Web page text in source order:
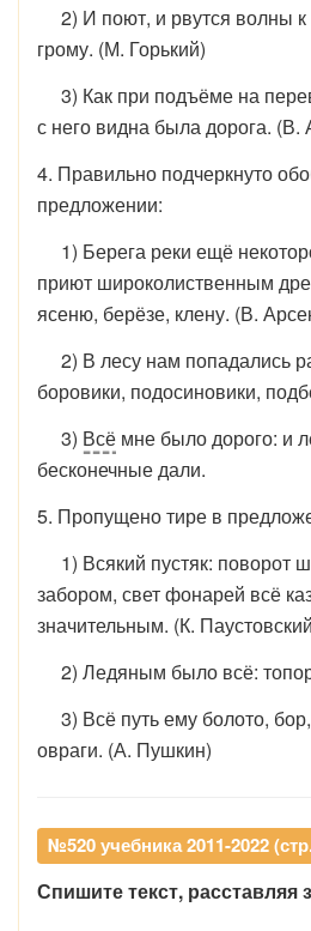
2) И поют, и рвутся волны к
грому. (М. Горький)
3) Как при подъёме на
с него видна была дорога. (В.
4. Правильно подчеркнуто
предложе­нии:
1) Берега реки ещё
приют широко­лиственным
ясеню, берёзе, клену. (В.
2) В лесу нам попадались
боровики, подо­синовики,
3) Всё мне было дорого: и
бесконечные да­ли.
5. Пропущено тире в
1) Всякий пустяк: поворот
забором, свет фонарей всё
значительным. (К.
2) Ледяным было всё: топор,
3) Всё путь ему болото,
овраги. (А. Пушкин)
№520 учебника 2011-2022
Спишите текст, расставляя